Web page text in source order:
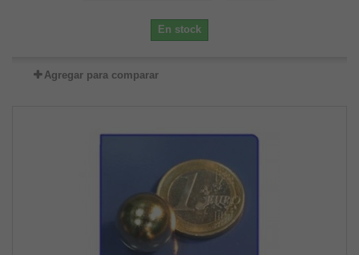
En stock
Agregar para comparar